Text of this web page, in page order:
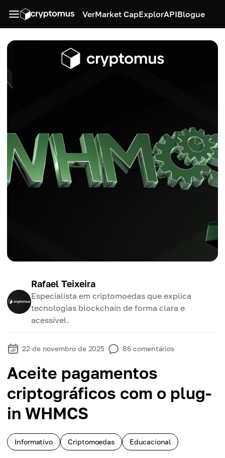
VerMarket CapExplorAPIBlogue
Rafael Teixeira
Especialista em criptomoedas que explica
tecnologias blockchain de forma clara e
acessível.
22 de novembro de 2025 86 comentários
Aceite pagamentos
criptográficos com o plug-
in WHMCS
Informativo Criptomoedas Educacional